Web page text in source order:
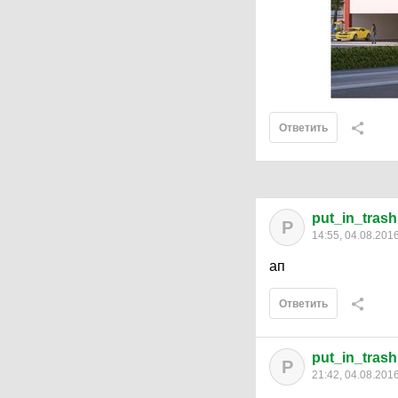
Ответить
P put_in_trash
14:55,
ап
Ответить
P put_in_trash
21:42,